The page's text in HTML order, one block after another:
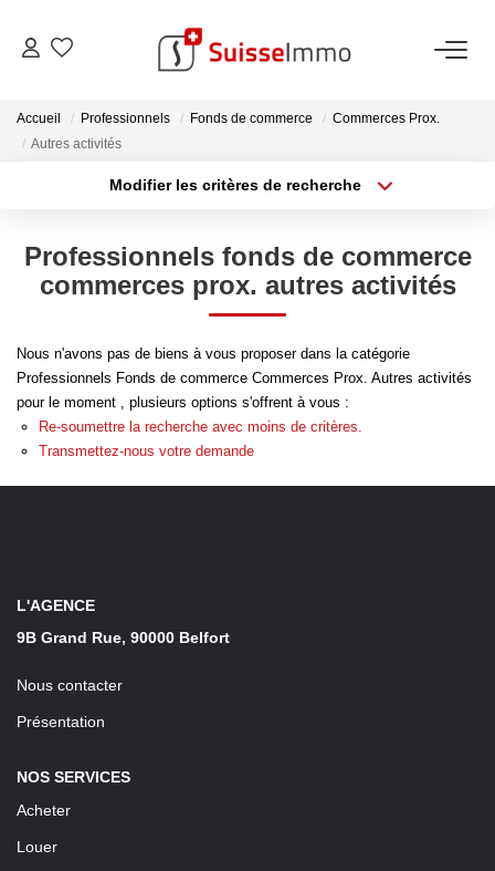
ACHETER
VENDRE
Estimer Votre Bien En Ligne
Consultez Les Avis Clients
Consultez Nos Dernières Ventes
Confiez-Nous La Recherche De Votre Location
Accueil Professionnels Fonds de commerce
Commerces Prox.
Autres activités
Modifier les critères de recherche
Type de bien
Surface min
Créer une alerte
Professionnels fonds de commerce
commerces prox. autres activités
Nous n'avons pas de biens à vous proposer dans la catégorie
Professionnels Fonds de commerce Commerces Prox. Autres activités
pour le moment , plusieurs options s'offrent à vous :
Re-soumettre la recherche avec moins de critères.
Transmettez-nous votre demande
L'AGENCE
9B Grand Rue, 90000 Belfort
Nous contacter
Présentation
NOS SERVICES
Acheter
Louer